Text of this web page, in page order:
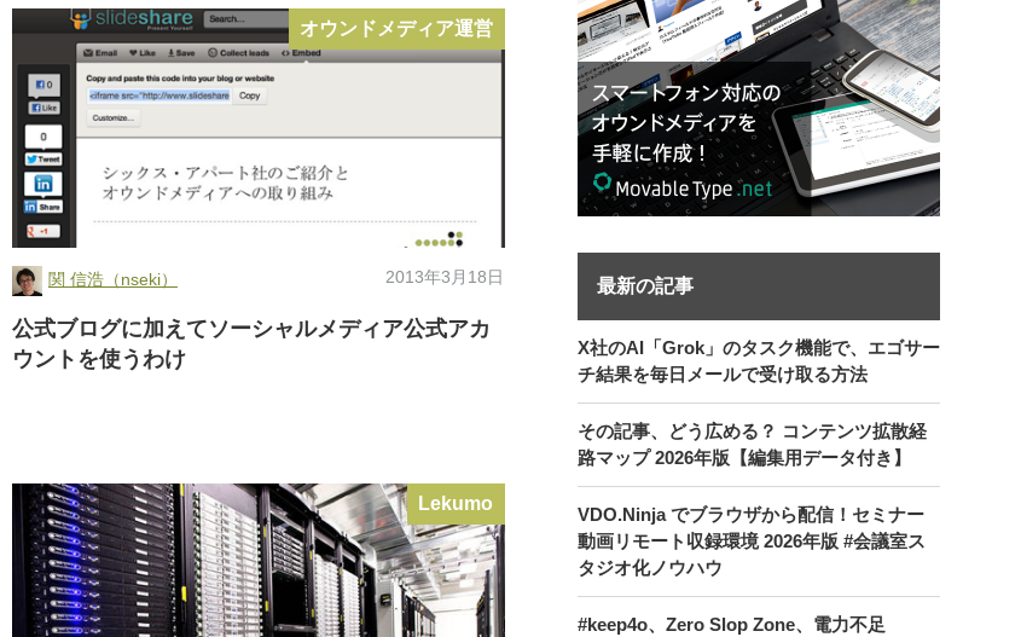
オウンドメディア運営
関 信浩（nseki） 2013年3月18日
公式ブログに加えてソーシャルメディア公式アカ
ウントを使うわけ
Lekumo
最新の記事
X社のAI「Grok」のタスク機能で、エゴサー
チ結果を毎日メールで受け取る方法
その記事、どう広める？ コンテンツ拡散経
路マップ 2026年版【編集用データ付き】
VDO.Ninja でブラウザから配信！セミナー
動画リモート収録環境 2026年版 #会議室ス
タジオ化ノウハウ
#keep4o、Zero Slop Zone、電力不足